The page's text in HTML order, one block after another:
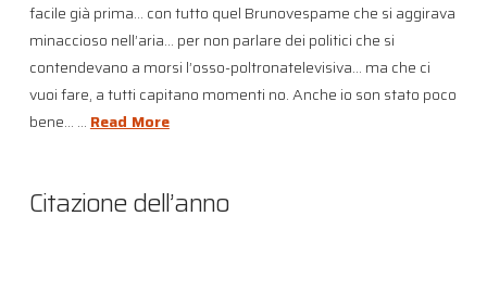
facile già prima… con tutto quel Brunovespame che si aggirava
minaccioso nell’aria… per non parlare dei politici che si
contendevano a morsi l’osso-poltronatelevisiva… ma che ci
vuoi fare, a tutti capitano momenti no. Anche io son stato poco
bene… … Read More
Citazione dell’anno